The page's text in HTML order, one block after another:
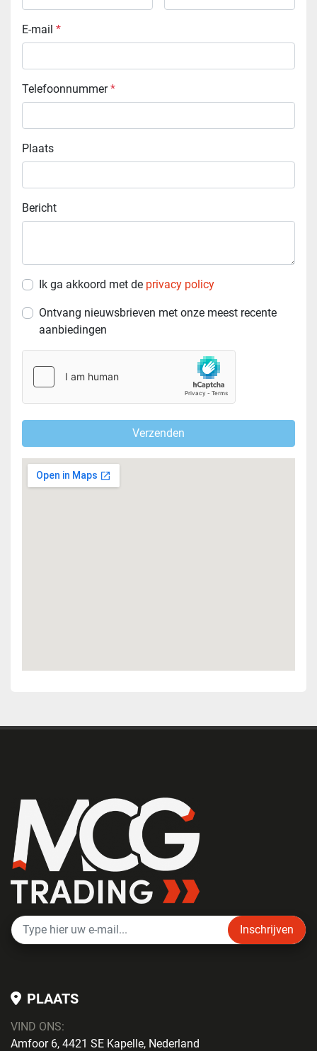
E-mail *
Telefoonnummer*
Plaats
Bericht
Ik ga akkoord met de privacy policy
Ontvang nieuwsbrieven met onze meest recente
aanbiedingen
Verzenden
Inschrijven
PLAATS
VIND ONS:
Amfoor 6, 4421 SE Kapelle, Nederland